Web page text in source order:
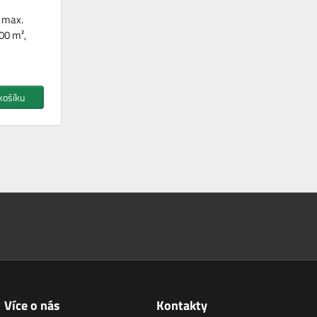
m²,
Více o nás Kontakty